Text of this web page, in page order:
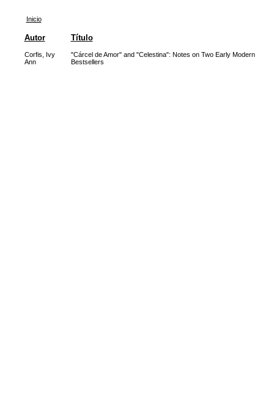
Inicio
Autor Título
Corfis, Ivy
Ann
"Cárcel de Amor" and "Celestina": Notes on Two Early Modern
Bestsellers